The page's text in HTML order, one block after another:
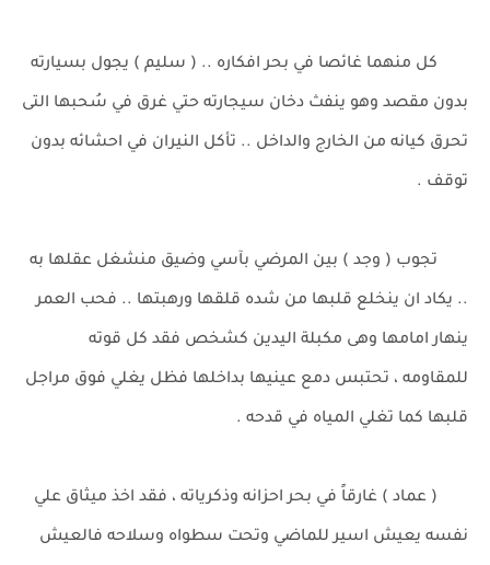
كل منهما غائصا في بحر افكاره .. ( سليم ) يجول بسيارته
بدون مقصد وهو ينفث دخان سيجارته حتي غرق في سُحبها التى
تحرق كيانه من الخارج والداخل .. تأكل النيران في احشائه بدون
توقف .
تجوب ( وجد ) بين المرضي بآسي وضيق منشغل عقلها به
.. يكاد ان ينخلع قلبها من شده قلقها ورهبتها .. فحب العمر
ينهار امامها وهى مكبلة اليدين كشخص فقد كل قوته
للمقاومه ، تحتبس دمع عينيها بداخلها فظل يغلي فوق مراجل
قلبها كما تغلي المياه في قدحه .
( عماد ) غارقاً في بحر احزانه وذكرياته ، فقد اخذ ميثاق علي
نفسه يعيش اسير للماضي وتحت سطواه وسلاحه فالعيش